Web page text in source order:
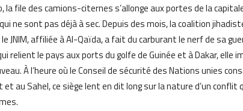
la file des camions-citernes s’allonge aux portes de la
ne sont pas déjà à sec. Depuis des mois, la coalition
JNIM, affiliée à Al-Qaïda, a fait du carburant le nerf de sa
relient le pays aux ports du golfe de Guinée et à Dakar, elle
À l’heure où le Conseil de sécurité des Nations unies
et au Sahel, ce siège lent en dit long sur la nature d’un